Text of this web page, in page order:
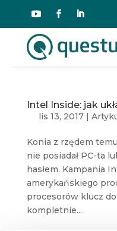
Intel Inside: jak
lis 13, 2017|
Konia z rzędem
nie posiadał PC-ta
hasłem. Kampania
amerykańskiego
procesorów klucz
kompletnie...